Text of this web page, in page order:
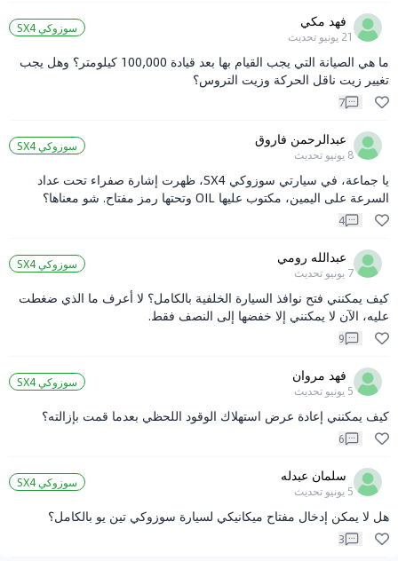
فهد مكي
21 يونيو تحديث
سوزوكي SX4
ما هي الصيانة التي يجب القيام بها بعد قيادة 100,000 كيلومتر؟ وهل يجب
تغيير زيت ناقل الحركة وزيت التروس؟
7
عبدالرحمن فاروق
8 يونيو تحديث
سوزوكي SX4
يا جماعة، في سيارتي سوزوكي SX4، ظهرت إشارة صفراء تحت عداد
السرعة على اليمين، مكتوب عليها OIL وتحتها رمز مفتاح. شو معناها؟
4
عبدالله رومي
7 يونيو تحديث
سوزوكي SX4
كيف يمكنني فتح نوافذ السيارة الخلفية بالكامل؟ لا أعرف ما الذي ضغطت
عليه، الآن لا يمكنني إلا خفضها إلى النصف فقط.
9
فهد مروان
5 يونيو تحديث
سوزوكي SX4
كيف يمكنني إعادة عرض استهلاك الوقود اللحظي بعدما قمت بإزالته؟
6
سلمان عبدله
5 يونيو تحديث
سوزوكي SX4
هل لا يمكن إدخال مفتاح ميكانيكي لسيارة سوزوكي تين يو بالكامل؟
3